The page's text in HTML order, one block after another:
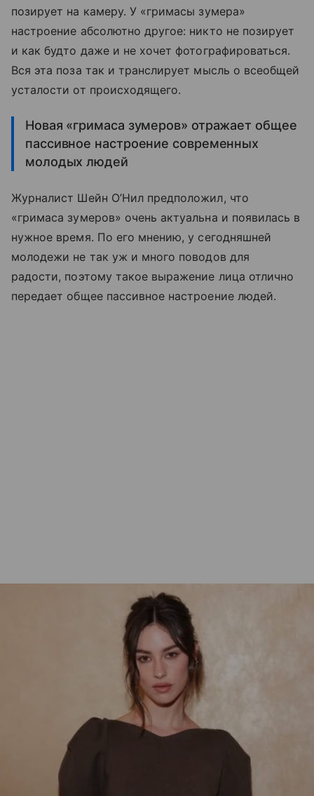
позирует на камеру. У «гримасы зумера»
настроение абсолютно другое: никто не позирует
и как будто даже и не хочет фотографироваться.
Вся эта поза так и транслирует мысль о всеобщей
усталости от происходящего.
Новая «гримаса зумеров» отражает общее
пассивное настроение современных
молодых людей
Журналист Шейн О’Нил предположил, что
«гримаса зумеров» очень актуальна и появилась в
нужное время. По его мнению, у сегодняшней
молодежи не так уж и много поводов для
радости, поэтому такое выражение лица отлично
передает общее пассивное настроение людей.